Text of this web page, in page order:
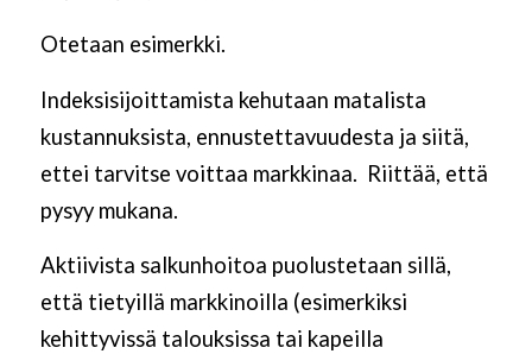
Otetaan esimerkki.
Indeksisijoittamista kehutaan matalista
kustannuksista, ennustettavuudesta ja siitä,
ettei tarvitse voittaa markkinaa. Riittää, että
pysyy mukana.
Aktiivista salkunhoitoa puolustetaan sillä,
että tietyillä markkinoilla (esimerkiksi
kehittyvissä talouksissa tai kapeilla